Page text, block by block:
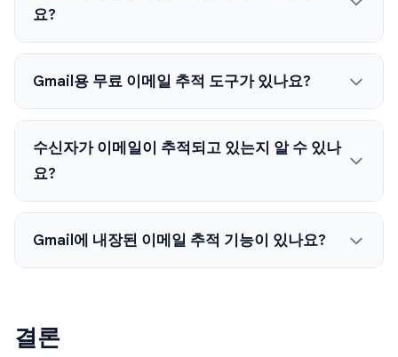
요?
Gmail용 무료 이메일 추적 도구가 있나요?
수신자가 이메일이 추적되고 있는지 알 수 있나
요?
Gmail에 내장된 이메일 추적 기능이 있나요?
결론